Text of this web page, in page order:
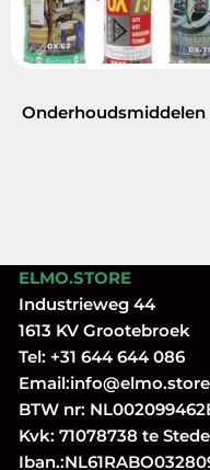
Onderhoudsmiddelen
ELMO.STORE
Industrieweg 44
1613 KV Grootebroek
Tel: +31 644 644 086
Email:info@elmo.store
BTW nr:
Kvk: 71078738 te